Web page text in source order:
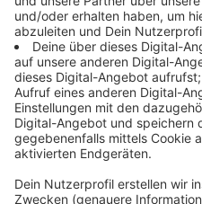
können. Helfen könnte da
Ausbildungschance der
Handeslkammern in NRW.
landesweit in jeder IHK
Fragen rund ums Thema
Auskunft wird dabei per
Chat gegeben. Alle
Ausbildungsexperten
Westfalen Hotlines: 0251